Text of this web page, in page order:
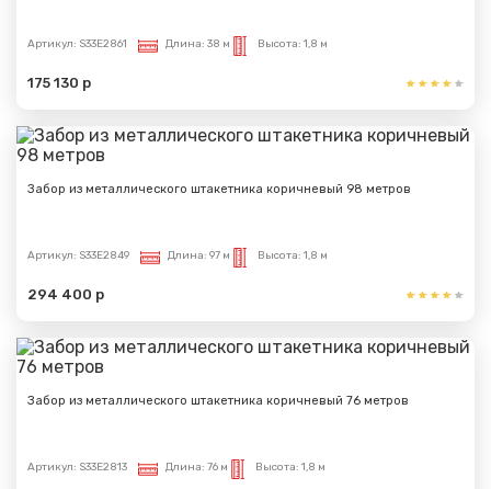
Артикул: S33E2861 Длина: 38 м Высота: 1,8 м
175 130 р
Забор из металлического штакетника коричневый 98 метров
Артикул: S33E2849 Длина: 97 м Высота: 1,8 м
294 400 р
Забор из металлического штакетника коричневый 76 метров
Артикул: S33E2813 Длина: 76 м Высота: 1,8 м